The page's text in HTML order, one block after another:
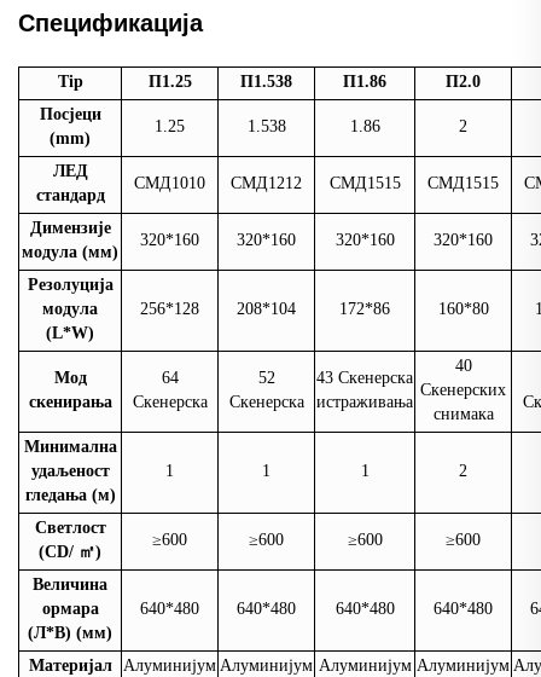
Спецификација
Tip П1.25 П1.538 П1.86
П2.0
Посјеци
(mm)
1.25 1.538 1.86 2
ЛЕД
стандард
СМД1010 СМД1212 СМД1515 СМД1515
Димензије
модула (мм)
320*160 320*160 320*160 320*160
Резолуција
модула
(L*W)
256*128 208*104 172*86 160*80
Мод
скенирања
64
Скенерска
52
Скенерска
43 Скенерска
истраживања
40
Скенерских
снимака
Минимална
удаљеност
гледања (м)
1 1 1 2
Светлост
(CD/ ㎡)
≥600 ≥600 ≥600 ≥600
Величина
ормара
(Л*В) (мм)
640*480 640*480 640*480 640*480
Материјал
Алуминијум Алуминијум Алуминијум Алуминијум